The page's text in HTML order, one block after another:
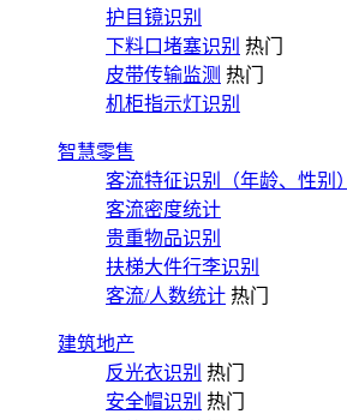
护目镜识别
下料口堵塞识别 热门
皮带传输监测 热门
机柜指示灯识别
智慧零售
客流特征识别（年龄、性别）
客流密度统计
贵重物品识别
扶梯大件行李识别
客流/人数统计 热门
建筑地产
反光衣识别 热门
安全帽识别 热门